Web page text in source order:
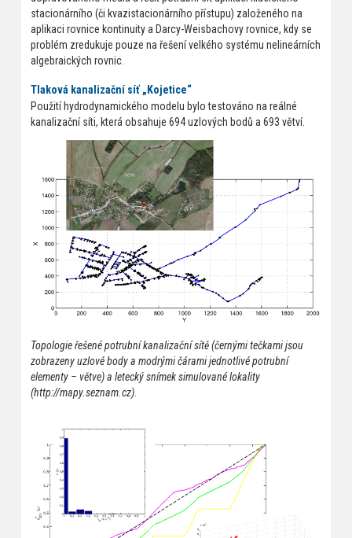
stacionárního (či kvazistacionárního přístupu) založeného na
aplikaci rovnice kontinuity a Darcy-Weisbachovy rovnice, kdy se
problém zredukuje pouze na řešení velkého systému nelineárních
algebraických rovnic.
Tlaková kanalizační síť „Kojetice“
Použití hydrodynamického modelu bylo testováno na reálné
kanalizační síti, která obsahuje 694 uzlových bodů a 693 větví.
Topologie řešené potrubní kanalizační sítě (černými tečkami jsou
zobrazeny uzlové body a modrými čárami jednotlivé potrubní
elementy – větve) a letecký snímek simulované lokality
(http://mapy.seznam.cz).